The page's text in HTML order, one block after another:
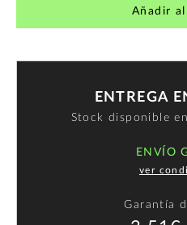
Añadir
ENTREGA
Stock disponible
ENVÍO
ver
Garantía